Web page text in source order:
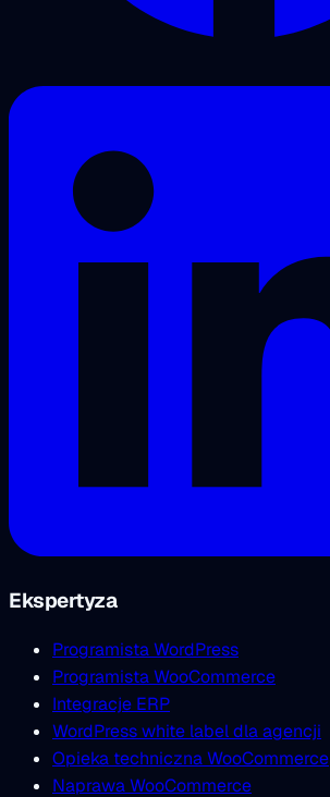
Ekspertyza
Programista WordPress
Programista WooCommerce
Integracje ERP
WordPress white label dla agencji
Opieka techniczna WooCommerce
Naprawa WooCommerce